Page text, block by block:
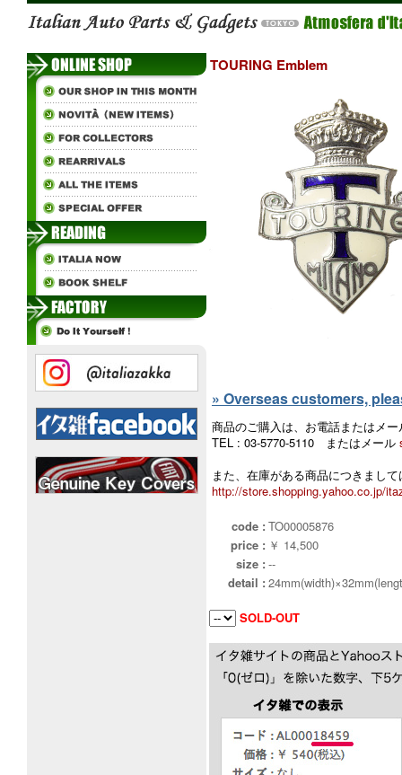
TOURING Emblem
» Overseas customers,
商品のご購入は、お電話またはメ
TEL : 03-5770-5110 またはメール
また、在庫がある商品につきまし
http://store.shopping.yahoo.co.jp/
code : TO00005876
price : ￥ 14,500
size : --
detail :
SOLD-OUT